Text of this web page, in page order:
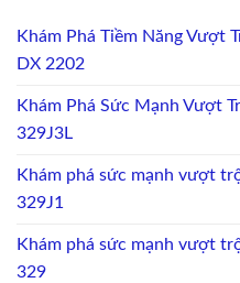
Khám Phá Tiềm Năng Vượt
DX 2202
Khám Phá Sức Mạnh Vượt
329J3L
Khám phá sức mạnh vượt
329J1
Khám phá sức mạnh vượt
329